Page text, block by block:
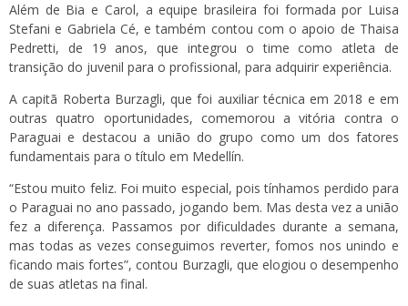
Além de Bia e Carol, a equipe brasileira foi formada por Luisa
Stefani e Gabriela Cé, e também contou com o apoio de Thaisa
Pedretti, de 19 anos, que integrou o time como atleta de
transição do juvenil para o profissional, para adquirir experiência.
A capitã Roberta Burzagli, que foi auxiliar técnica em 2018 e em
outras quatro oportunidades, comemorou a vitória contra o
Paraguai e destacou a união do grupo como um dos fatores
fundamentais para o título em Medellín.
“Estou muito feliz. Foi muito especial, pois tínhamos perdido para
o Paraguai no ano passado, jogando bem. Mas desta vez a união
fez a diferença. Passamos por dificuldades durante a semana,
mas todas as vezes conseguimos reverter, fomos nos unindo e
ficando mais fortes”, contou Burzagli, que elogiou o desempenho
de suas atletas na final.